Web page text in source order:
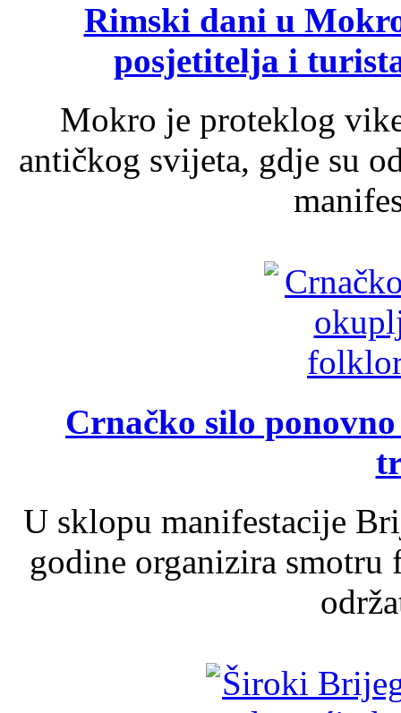
Rimski dani u
posjetitelja i
Mokro je proteklog
antičkog svijeta, gdje su
Crnačko silo
U sklopu manifestacije
godine organizira